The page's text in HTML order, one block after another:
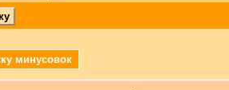
минусовок